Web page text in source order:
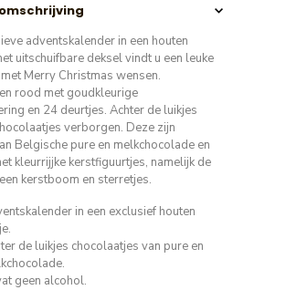
adventskalender in een houten
uitschuifbare deksel vindt u een leuke
Merry Christmas wensen.
rood met goudkleurige
en 24 deurtjes. Achter de luikjes
verborgen. Deze zijn
Belgische pure en melkchocolade en
kleurrijjke kerstfiguurtjes, namelijk de
kerstboom en sterretjes.
in een exclusief houten
de luikjes chocolaatjes van pure en
geen alcohol.